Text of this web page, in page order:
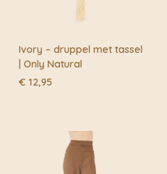
Ivory – druppel met tassel
| Only Natural
€ 12,95